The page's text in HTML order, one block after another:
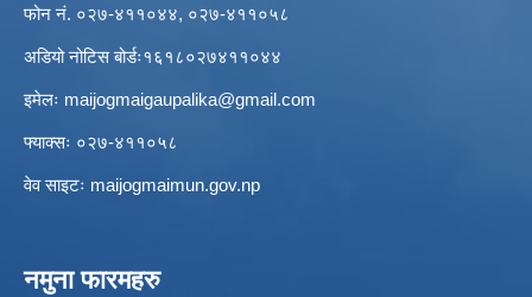
फोन नं. ०२७-४११०४४, ०२७-४११०५८
अडियो नोटिस बोर्डः१६१८०२७४११०४४
इमेलः maijogmaigaupalika@gmail.com
फ्याक्सः ०२७-४११०५८
वेव साइटः maijogmaimun.gov.np
नमुना फारमहरु